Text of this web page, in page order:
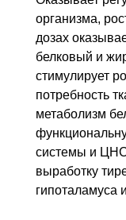
организма,
дозах
белковый и
стимулирует
потребность
метаболизм
системы и
выработку
гипоталамуса